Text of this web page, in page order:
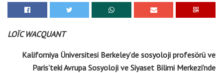
LOÏC WACQUANT
Kaliforniya Üniversitesi Berkeley’de sosyoloji profesörü ve
Paris’teki Avrupa Sosyoloji ve Siyaset Bilimi Merkezi’nde